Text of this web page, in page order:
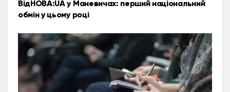
ВідНОВА:UA у Маневичах: перший національний
обмін у цьому році